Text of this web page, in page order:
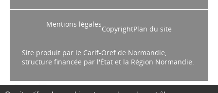
Mentions légales
CopyrightPlan du site
Site produit par le Carif-Oref de Normandie,
structure financée par l'État et la Région Normandie.